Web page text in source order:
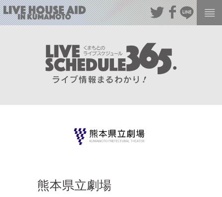
熊本県立劇場